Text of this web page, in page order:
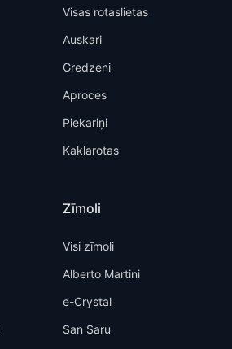
Visas rotaslietas
Auskari
Gredzeni
Aproces
Piekariņi
Kaklarotas
Zīmoli
Visi zīmoli
Alberto Martini
e-Crystal
San Saru